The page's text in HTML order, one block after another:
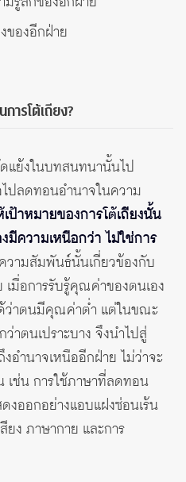
ของอีกฝ่าย
การโต้เถียง?
ดแย้งในบทสนทนานั้นไป
ปลดทอนอำนาจในความ
เป้าหมายของการโต้เถียงนั้น
มีความเหนือกว่า ไม่ใช่การ
วามสัมพันธ์นั้นเกี่ยวข้องกับ
มื่อการรับรู้คุณค่าของตนเอง
ว่าตนมีคุณค่าต่ำ แต่ในขณะ
าตนเปราะบาง จึงนำไปสู่
อำนาจเหนืออีกฝ่าย ไม่ว่าจะ
เช่น การใช้ภาษาที่ลดทอน
ออกอย่างแอบแฝงซ่อนเร้น
ยง ภาษากาย และการ